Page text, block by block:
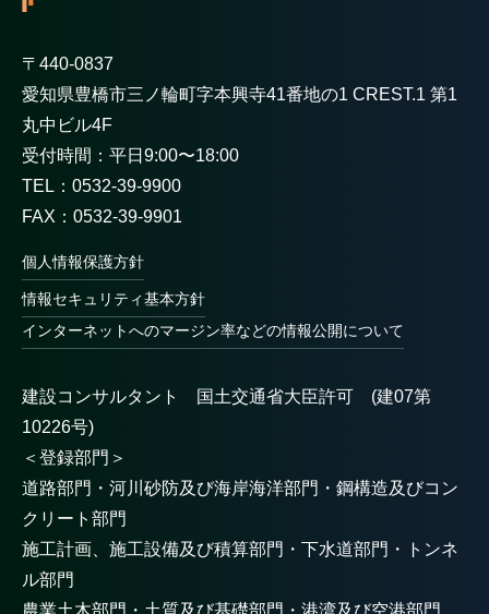
〒440-0837
愛知県豊橋市三ノ輪町字本興寺41番地の1 CREST.1 第1
丸中ビル4F
受付時間：平日9:00〜18:00
TEL：0532-39-9900
FAX：0532-39-9901
個人情報保護方針
情報セキュリティ基本方針
インターネットへのマージン率などの情報公開について
建設コンサルタント 国土交通省大臣許可 (建07第
10226号)
＜登録部門＞
道路部門・河川砂防及び海岸海洋部門・鋼構造及びコン
クリート部門
施工計画、施工設備及び積算部門・下水道部門・トンネ
ル部門
農業土木部門・土質及び基礎部門・港湾及び空港部門